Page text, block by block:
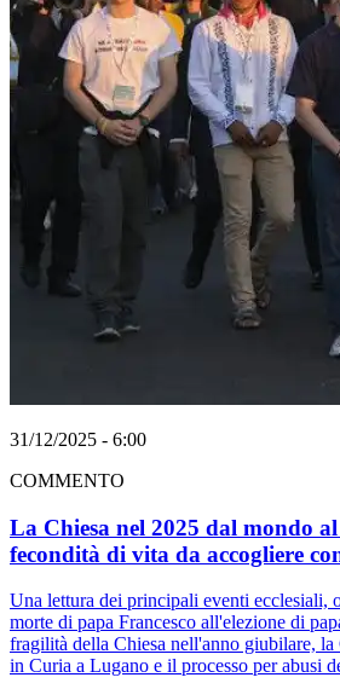
31/12/2025 - 6:00
COMMENTO
La Chiesa nel 2025 dal mondo
fecondità di vita da accogliere
Una lettura dei principali eventi ecclesiali,
morte di papa Francesco all'elezione di
fragilità della Chiesa nell'anno giubilare,
in Curia a Lugano e il processo per abusi